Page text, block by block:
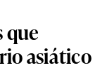
que
asiático